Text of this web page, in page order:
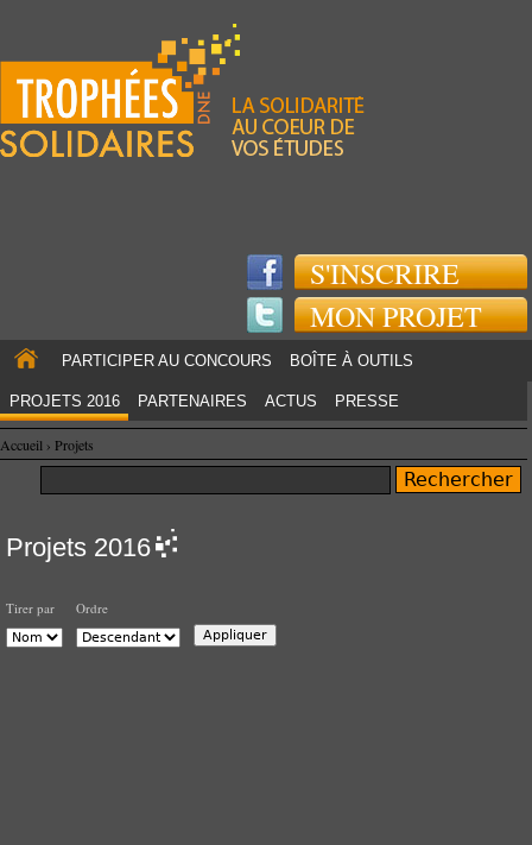
S'INSCRIRE
MON PROJET
PARTICIPER AU CONCOURS BOÎTE À OUTILS
PROJETS 2016 PARTENAIRES ACTUS PRESSE
Accueil › Projets
Projets 2016
Tirer par Ordre